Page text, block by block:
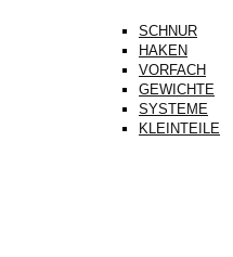
SCHNUR
HAKEN
VORFACH
GEWICHTE
SYSTEME
KLEINTEILE